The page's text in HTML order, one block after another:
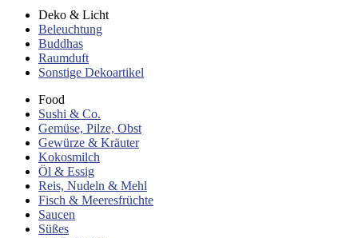
Deko & Licht
Beleuchtung
Buddhas
Raumduft
Sonstige Dekoartikel
Food
Sushi & Co.
Gemüse, Pilze, Obst
Gewürze & Kräuter
Kokosmilch
Öl & Essig
Reis, Nudeln & Mehl
Fisch & Meeresfrüchte
Saucen
Süßes